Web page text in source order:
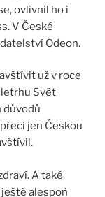
ovlivnil ho i
V České
Odeon.
už v roce
Svět
důvodů
jen Českou
A také
alespoň